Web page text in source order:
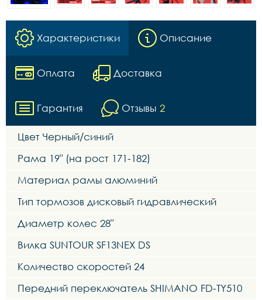
Характеристики Описание
Оплата Доставка
Гарантия Отзывы 2
Цвет Черный/синий
Рама 19" (на рост 171-182)
Материал рамы алюминий
Тип тормозов дисковый гидравлический
Диаметр колес 28"
Вилка SUNTOUR SF13NEX DS
Количество скоростей 24
Передний переключатель SHIMANO FD-TY510